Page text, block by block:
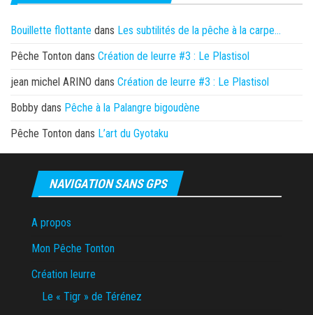
Bouillette flottante dans Les subtilités de la pêche à la carpe…
Pêche Tonton dans Création de leurre #3 : Le Plastisol
jean michel ARINO dans Création de leurre #3 : Le Plastisol
Bobby dans Pêche à la Palangre bigoudène
Pêche Tonton dans L’art du Gyotaku
NAVIGATION SANS GPS
A propos
Mon Pêche Tonton
Création leurre
Le « Tigr » de Térénez